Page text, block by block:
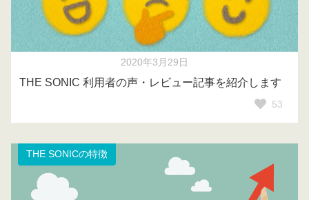
2020年3月29日
THE SONIC 利用者の声・レビュー記事を紹介します
53
THE SONICの特徴